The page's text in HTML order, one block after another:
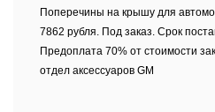
Поперечины на крышу для
7862 рубля. Под заказ. Срок
Предоплата 70% от стоимости
отдел аксессуаров GM